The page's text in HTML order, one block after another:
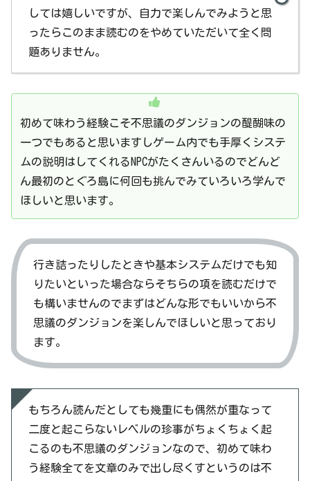
しては嬉しいですが、自力で楽しんでみようと思
ったらこのまま読むのをやめていただいて全く問
題ありません。
初めて味わう経験こそ不思議のダンジョンの醍醐味の
一つでもあると思いますしゲーム内でも手厚くシステ
ムの説明はしてくれるNPCがたくさんいるのでどんど
ん最初のとぐろ島に何回も挑んでみていろいろ学んで
ほしいと思います。
行き詰ったりしたときや基本システムだけでも知
りたいといった場合ならそちらの項を読むだけで
も構いませんのでまずはどんな形でもいいから不
思議のダンジョンを楽しんでほしいと思っており
ます。
もちろん読んだとしても幾重にも偶然が重なって
二度と起こらないレベルの珍事がちょくちょく起
こるのも不思議のダンジョンなので、初めて味わ
う経験全てを文章のみで出し尽くすというのは不